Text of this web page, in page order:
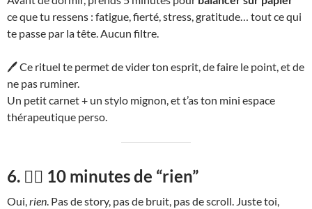
ce que tu ressens : fatigue, fierté, stress, gratitude… tout ce qui
te passe par la tête. Aucun filtre.
🖊 Ce rituel te permet de vider ton esprit, de faire le point, et de
ne pas ruminer.
Un petit carnet + un stylo mignon, et t’as ton mini espace
thérapeutique perso.
6. 🧘‍♀️ 10 minutes de “rien”
Oui,rien. Pas de story, pas de bruit, pas de scroll. Juste toi,